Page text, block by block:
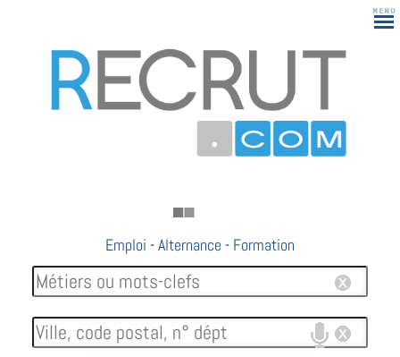
Emploi -Alternance - Formation